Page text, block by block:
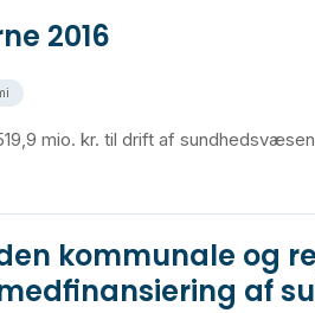
2016
mio. kr. til drift af
kommunale og
af